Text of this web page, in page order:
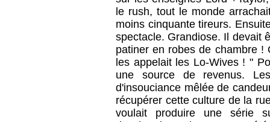
le rush, tout le monde
moins cinquante tireurs.
spectacle. Grandiose. Il devait
patiner en robes de chambre
les appelait les Lo-Wives ! "
une source de revenus.
d'insouciance mêlée de
récupérer cette culture de la
voulait produire une série